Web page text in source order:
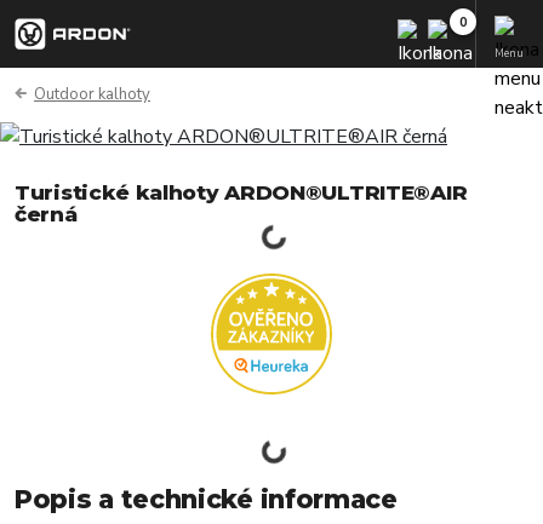
Menu
Outdoor kalhoty
Turistické kalhoty ARDON®ULTRITE®AIR
černá
Popis a technické informace